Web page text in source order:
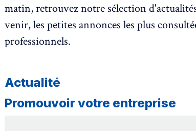
matin, retrouvez notre sélection
venir, les petites annonces les plus
professionnels.
Actualité
Promouvoir votre entreprise